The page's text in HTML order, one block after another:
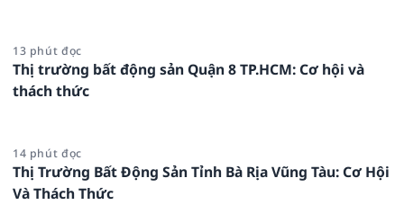
13 phút đọc
Thị trường bất động sản Quận 8 TP.HCM: Cơ hội và
thách thức
14 phút đọc
Thị Trường Bất Động Sản Tỉnh Bà Rịa Vũng Tàu: Cơ Hội
Và Thách Thức